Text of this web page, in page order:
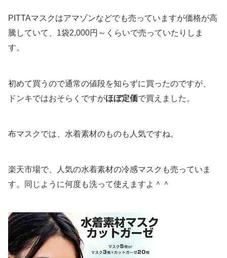
PITTAマスクはアマゾンなどでも売っていますが価格が高
騰していて、1袋2,000円～くらいで売っていたりしま
す。
初めて買うので通常の値段を知らずに買ったのですが、
ドンキではおそらくですがほぼ定価で買えました。
布マスクでは、水着素材のものも人気ですね。
楽天市場で、人気の水着素材の冷感マスクも売っていま
す。同じように何度も洗って使えますよ＾＾